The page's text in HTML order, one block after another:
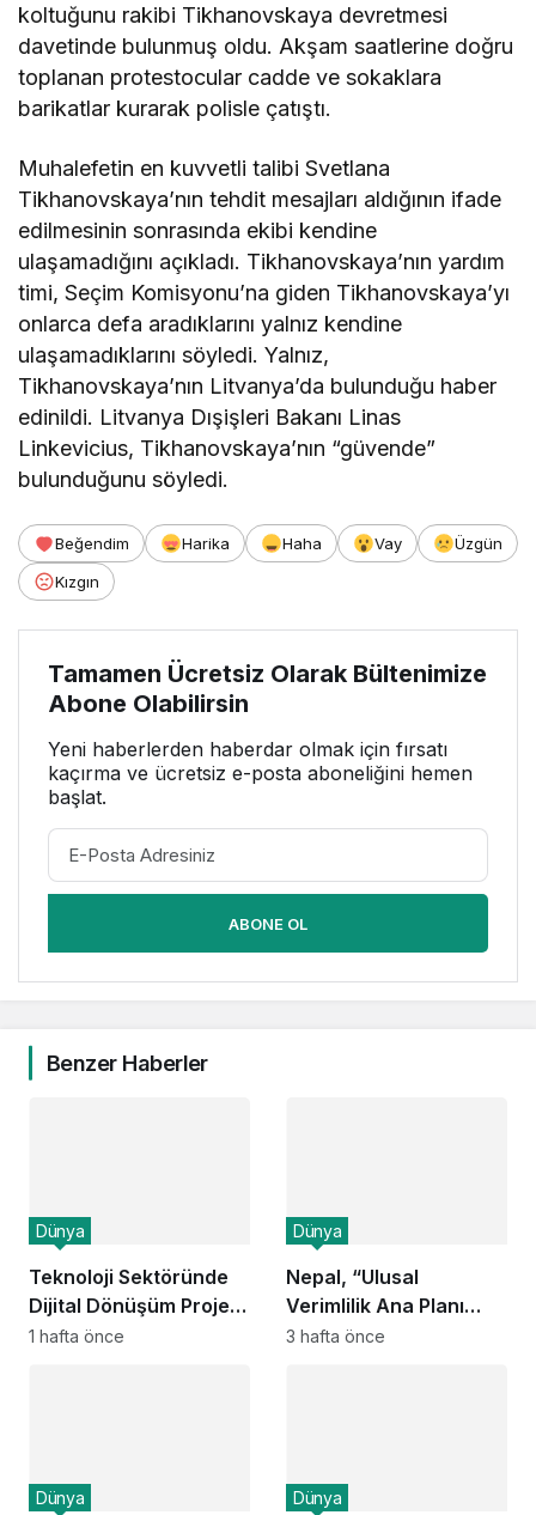
koltuğunu rakibi Tikhanovskaya devretmesi
davetinde bulunmuş oldu. Akşam saatlerine doğru
toplanan protestocular cadde ve sokaklara
barikatlar kurarak polisle çatıştı.
Muhalefetin en kuvvetli talibi Svetlana
Tikhanovskaya’nın tehdit mesajları aldığının ifade
edilmesinin sonrasında ekibi kendine
ulaşamadığını açıkladı. Tikhanovskaya’nın yardım
timi, Seçim Komisyonu’na giden Tikhanovskaya’yı
onlarca defa aradıklarını yalnız kendine
ulaşamadıklarını söyledi. Yalnız,
Tikhanovskaya’nın Litvanya’da bulunduğu haber
edinildi. Litvanya Dışişleri Bakanı Linas
Linkevicius, Tikhanovskaya’nın “güvende”
bulunduğunu söyledi.
Beğendim Harika Haha Vay
Üzgün
Kızgın
Tamamen Ücretsiz Olarak Bültenimize
Abone Olabilirsin
Yeni haberlerden haberdar olmak için fırsatı
kaçırma ve ücretsiz e-posta aboneliğini hemen
başlat.
ABONE OL
Benzer Haberler
Teknoloji Sektöründe
Dijital Dönüşüm Projesi
Başlatıldı
Dünya
1 hafta önce
Nepal, “Ulusal
Verimlilik Ana Planı
2026–2036” ile
Dünya
3 hafta önce
Dünya Dünya